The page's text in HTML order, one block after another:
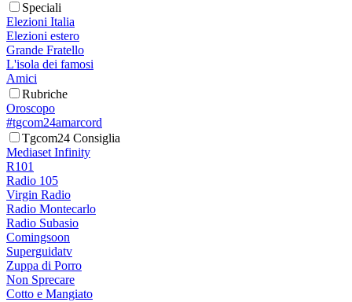
Speciali
Elezioni Italia
Elezioni estero
Grande Fratello
L'isola dei famosi
Amici
Rubriche
Oroscopo
#tgcom24amarcord
Tgcom24 Consiglia
Mediaset Infinity
R101
Radio 105
Virgin Radio
Radio Montecarlo
Radio Subasio
Comingsoon
Superguidatv
Zuppa di Porro
Non Sprecare
Cotto e Mangiato